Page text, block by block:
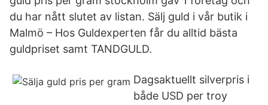
du har nått slutet av listan. Sälj guld i vår butik i
Malmö – Hos Guldexperten får du alltid bästa
guldpriset samt TANDGULD.
Dagsaktuellt silverpris i
både USD per troy